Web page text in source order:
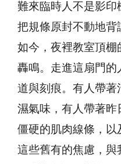
難來臨時人不是影印
把規條原封不動地背
如今，夜裡教室頂
轟鳴。走進這扇門的
道與刻痕。有人帶著
濕氣味，有人帶著昨
僵硬的肌肉線條，
這些舊有的焦慮，與